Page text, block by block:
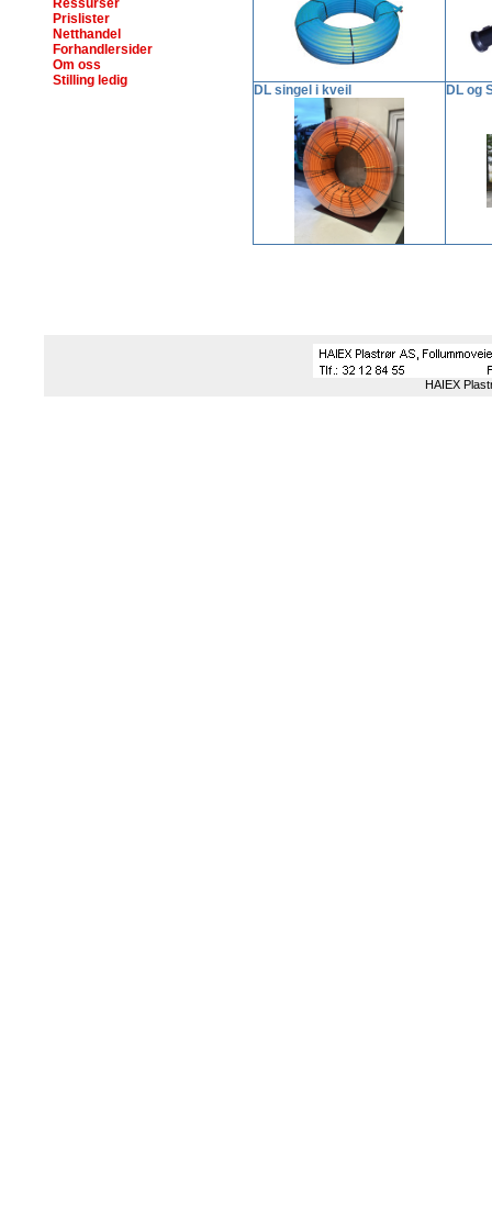
Ressurser
Prislister
Netthandel
Forhandlersider
Om oss
Stilling ledig
DL singel i kveil DL og
HAIEX